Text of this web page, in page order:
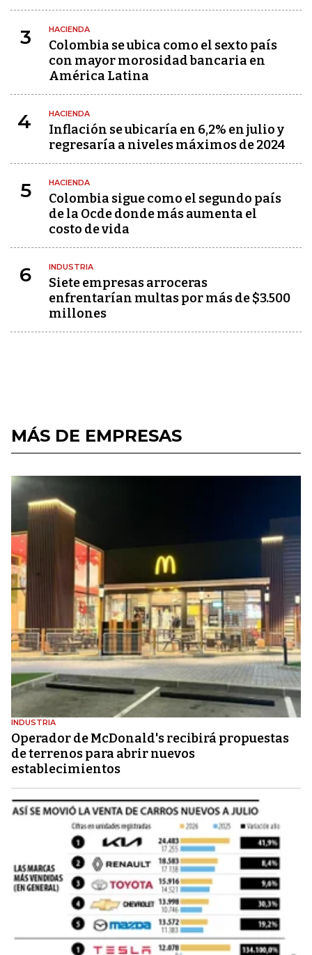
3 HACIENDA
Colombia se ubica como el sexto país
con mayor morosidad bancaria en
América Latina
4 HACIENDA
Inflación se ubicaría en 6,2% en julio y
regresaría a niveles máximos de 2024
5 HACIENDA
Colombia sigue como el segundo país
de la Ocde donde más aumenta el
costo de vida
6 INDUSTRIA
Siete empresas arroceras
enfrentarían multas por más de $3.500
millones
MÁS DE EMPRESAS
INDUSTRIA
Operador de McDonald's recibirá propuestas
de terrenos para abrir nuevos
establecimientos